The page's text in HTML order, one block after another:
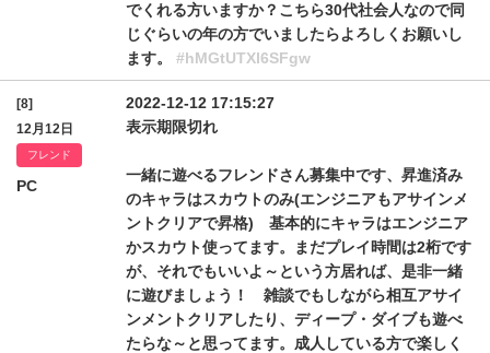
でくれる方いますか？こちら30代社会人なので同
じぐらいの年の方でいましたらよろしくお願いし
ます。 #hMGtUTXl6SFgw
[8]
12月12日
フレンド
PC
2022-12-12 17:15:27
表示期限切れ
一緒に遊べるフレンドさん募集中です、昇進済み
のキャラはスカウトのみ(エンジニアもアサインメ
ントクリアで昇格) 基本的にキャラはエンジニア
かスカウト使ってます。まだプレイ時間は2桁です
が、それでもいいよ～という方居れば、是非一緒
に遊びましょう！ 雑談でもしながら相互アサイ
ンメントクリアしたり、ディープ・ダイブも遊べ
たらな～と思ってます。成人している方で楽しく